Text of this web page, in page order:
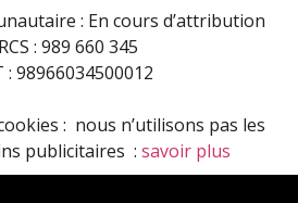
: En cours d’attribution
: 989 660 345
: 98966034500012
: nous n’utilisons pas les
publicitaires : savoir plus